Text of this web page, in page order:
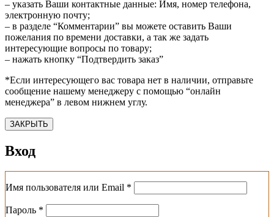
– указать Ваши контактные данные: Имя, номер телефона,
электронную почту;
– в разделе “Комментарии” вы можете оставить Ваши
пожелания по времени доставки, а так же задать
интересующие вопросы по товару;
– нажать кнопку “Подтвердить заказ”
*Если интересующего вас товара нет в наличии, отправьте
сообщение нашему менеджеру с помощью “онлайн
менеджера” в левом нижнем углу.
ЗАКРЫТЬ
Вход
Имя пользователя или Email *
Пароль *